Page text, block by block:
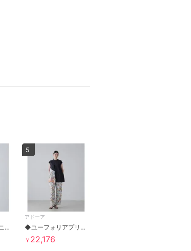
◆ウールカシミヤニット
アドーア
◆ユーフォリアプリントパンツ
￥ 22,176
5